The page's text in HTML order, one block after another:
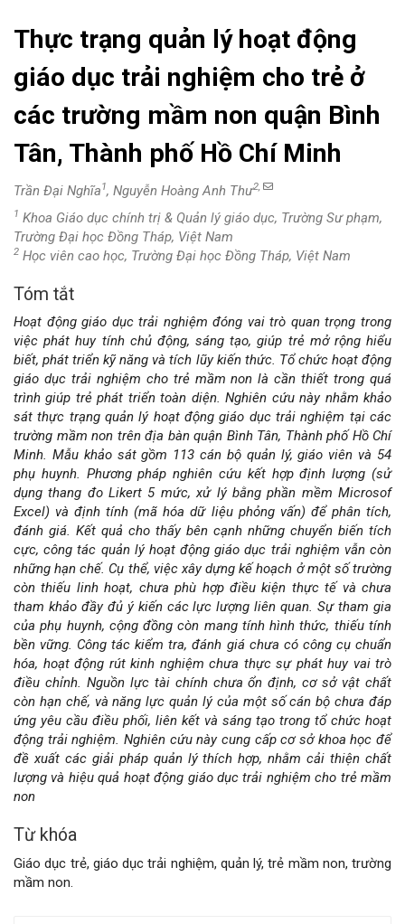
Thực trạng quản lý hoạt động
giáo dục trải nghiệm cho trẻ ở
các trường mầm non quận Bình
Tân, Thành phố Hồ Chí Minh
Trần Đại Nghĩa1, Nguyễn Hoàng Anh Thư2,
1 Khoa Giáo dục chính trị & Quản lý giáo dục, Trường Sư phạm,
Trường Đại học Đồng Tháp, Việt Nam
2 Học viên cao học, Trường Đại học Đồng Tháp, Việt Nam
Nội
dung
chính
của
bài
viết
Tóm tắt
Hoạt động giáo dục trải nghiệm đóng vai trò quan trọng trong
việc phát huy tính chủ động, sáng tạo, giúp trẻ mở rộng hiểu
biết, phát triển kỹ năng và tích lũy kiến thức. Tổ chức hoạt động
giáo dục trải nghiệm cho trẻ mầm non là cần thiết trong quá
trình giúp trẻ phát triển toàn diện. Nghiên cứu này nhằm khảo
sát thực trạng quản lý hoạt động giáo dục trải nghiệm tại các
trường mầm non trên địa bàn quận Bình Tân, Thành phố Hồ Chí
Minh. Mẫu khảo sát gồm 113 cán bộ quản lý, giáo viên và 54
phụ huynh. Phương pháp nghiên cứu kết hợp định lượng (sử
dụng thang đo Likert 5 mức, xử lý bằng phần mềm Microsof
Excel) và định tính (mã hóa dữ liệu phỏng vấn) để phân tích,
đánh giá. Kết quả cho thấy bên cạnh những chuyển biến tích
cực, công tác quản lý hoạt động giáo dục trải nghiệm vẫn còn
những hạn chế. Cụ thể, việc xây dựng kế hoạch ở một số trường
còn thiếu linh hoạt, chưa phù hợp điều kiện thực tế và chưa
tham khảo đầy đủ ý kiến các lực lượng liên quan. Sự tham gia
của phụ huynh, cộng đồng còn mang tính hình thức, thiếu tính
bền vững. Công tác kiểm tra, đánh giá chưa có công cụ chuẩn
hóa, hoạt động rút kinh nghiệm chưa thực sự phát huy vai trò
điều chỉnh. Nguồn lực tài chính chưa ổn định, cơ sở vật chất
còn hạn chế, và năng lực quản lý của một số cán bộ chưa đáp
ứng yêu cầu điều phối, liên kết và sáng tạo trong tổ chức hoạt
động trải nghiệm. Nghiên cứu này cung cấp cơ sở khoa học để
đề xuất các giải pháp quản lý thích hợp, nhằm cải thiện chất
lượng và hiệu quả hoạt động giáo dục trải nghiệm cho trẻ mầm
non
Từ khóa
Giáo dục trẻ, giáo dục trải nghiệm, quản lý, trẻ mầm non, trường
mầm non.